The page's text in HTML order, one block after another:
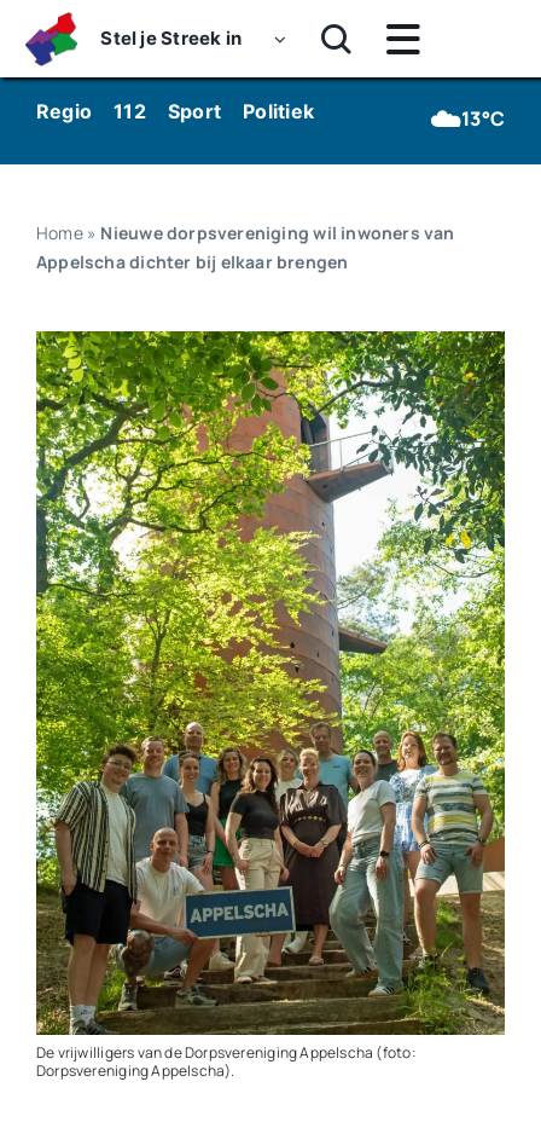
content
Stel je Streek in
Toggle
Navigatie
Home
Nieuws
Luister
Kijk
Over ons
Werken bij Streekomroep ‘De Werven’
Contact
Plaats je eigen nieuws
Regio 112 Sport Politiek Kunst & Cultuur
☁️13°C
Home» Nieuwe dorpsvereniging wil inwoners van
Appelscha dichter bij elkaar brengen
De vrijwilligers van de Dorpsvereniging Appelscha (foto:
Dorpsvereniging Appelscha).